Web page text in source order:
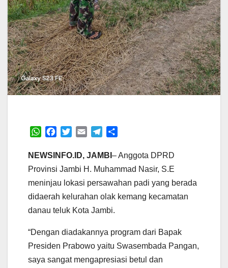
W
a
A
p
p
c
e
o
o
k
i
e
r
a
i
l
e
r
a
m
a
NEWSINFO.ID, JAMBI – Anggota DPRD
Provinsi Jambi H. Muhammad Nasir, S.E
meninjau lokasi persawahan padi yang berada
didaerah kelurahan olak kemang kecamatan
danau teluk Kota Jambi.
“Dengan diadakannya program dari Bapak
Presiden Prabowo yaitu Swasembada Pangan,
saya sangat mengapresiasi betul dan